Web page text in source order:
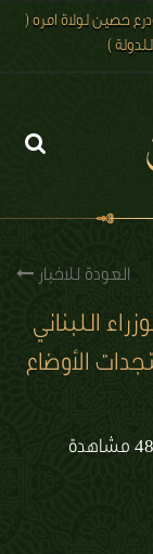
حصين لولاة امره (
)
العودة للاخبار
اللبناني
الأوضاع
مشاهدة